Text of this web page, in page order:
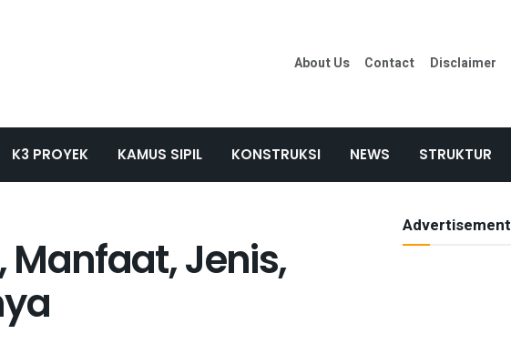
About Us Contact Disclaimer
K3 PROYEK KAMUS SIPIL KONSTRUKSI NEWS STRUKTUR
Manfaat, Jenis,
Advertisement